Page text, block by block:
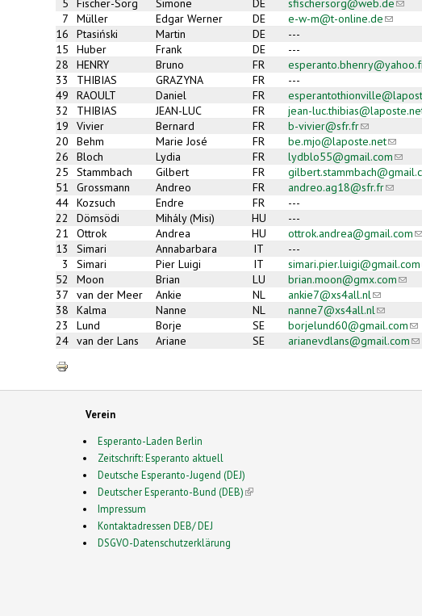
5
Fischer-Sorg Simone DE sfischersorg@web.de(link
7
Müller Edgar Werner DE e-w-m@t-online.de(link
16
Ptasiński Martin DE
---
15
Huber Frank DE
---
28
HENRY Bruno FR
33
THIBIAS GRAZYNA FR
---
49
RAOULT Daniel FR
32
THIBIAS JEAN-LUC FR jean-
19
Vivier Bernard FR b-vivier@sfr.fr(link sends e-
20
Behm Marie José FR be.mjo@laposte.net(link
26
Bloch Lydia FR lydblo55@gmail.com(link
25
Stammbach Gilbert FR
51
Grossmann Andreo FR andreo.ag18@sfr.fr(link
44 Kozsuch Endre FR
---
22
Dömsödi Mihály (Misi) HU
---
21
Ottrok Andrea HU ottrok.andrea@gmail.com
13
Simari Annabarbara IT
---
3
Simari Pier Luigi IT simari.pier.luigi@gmail.com
52
Moon Brian LU brian.moon@gmx.com(link
37
van der Meer Ankie NL ankie7@xs4all.nl(link
38
Kalma Nanne NL nanne7@xs4all.nl(link
23
Lund Borje SE borjelund60@gmail.com
24 van der Lans Ariane SE arianevdlans@gmail.com
Verein
Esperanto-Laden Berlin
Zeitschrift: Esperanto aktuell
Deutsche Esperanto-Jugend (DEJ)
Deutscher Esperanto-Bund (DEB)(link is external)
Impressum
Kontaktadressen DEB/ DEJ
DSGVO-Datenschutzerklärung